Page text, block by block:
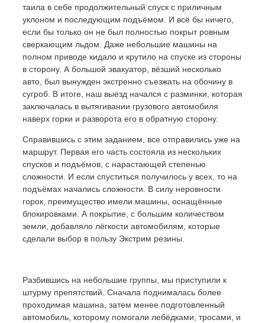
таила в себе продолжительный спуск с приличным
уклоном и последующим подъёмом. И всё бы ничего,
если бы только он не был полностью покрыт ровным
сверкающим льдом. Даже небольшие машины на
полном приводе кидало и крутило на спуске из стороны
в сторону. А большой эвакуатор, вёзший несколько
авто, был вынужден экстренно съезжать на обочину в
сугроб. В итоге, наш выезд начался с разминки, которая
заключалась в вытягивании грузового автомобиля
наверх горки и разворота его в обратную сторону.
Справившись с этим заданием, все отправились уже на
маршрут. Первая его часть состояла из нескольких
спусков и подъёмов, с нарастающей степенью
сложности. И если спуститься получилось у всех, то на
подъёмах начались сложности. В силу неровности
горок, преимущество имели машины, оснащённые
блокировками. А покрытие, с большим количеством
земли, добавляло лёгкости автомобилям, которые
сделали выбор в пользу Экстрим резины.
Разбившись на небольшие группы, мы приступили к
штурму препятствий. Сначала поднималась более
проходимая машина, затем менее подготовленный
автомобиль, которому помогали лебёдками, тросами, и